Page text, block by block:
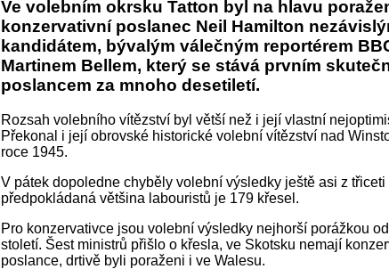
Ve volebním okrsku Tatton byl na hlavu
konzervativní poslanec Neil Hamilton
kandidátem, bývalým válečným reportérem
Martinem Bellem, který se stává prvním
poslancem za mnoho desetiletí.
Rozsah volebního vítězství byl větší než i její vlastní
Překonal i její obrovské historické volební vítězství nad
roce 1945.
V pátek dopoledne chyběly volební výsledky ještě asi z třiceti
předpokládaná většina labouristů je 179 křesel.
Pro konzervativce jsou volební výsledky nejhorší porážkou
století. Šest ministrů přišlo o křesla, ve Skotsku nemají
poslance, drtivě byli poraženi i ve Walesu.